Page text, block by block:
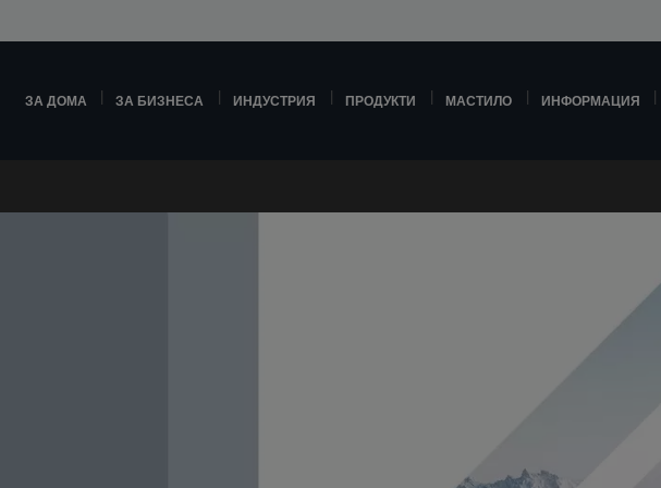
ЗА ДОМА ЗА БИЗНЕСА ИНДУСТРИЯ ПРОДУКТИ МАСТИЛО ИНФОРМАЦИЯ